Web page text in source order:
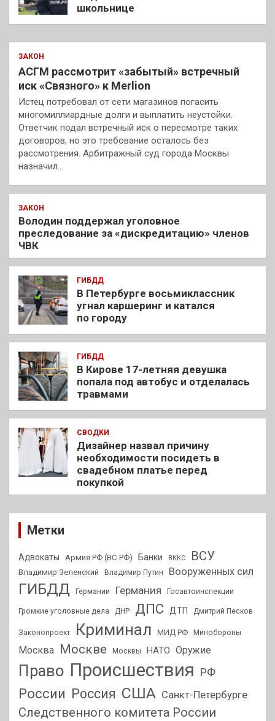
школьнице
ЗАКОН
АСГМ рассмотрит «забытый» встречный
иск «Связного» к Merlion
Истец потребовал от сети магазинов погасить
многомиллиардные долги и выплатить неустойки.
Ответчик подал встречный иск о пересмотре таких
договоров, но это требование осталось без
рассмотрения. Арбитражный суд города Москвы
назначил…
ЗАКОН
Володин поддержал уголовное
преследование за «дискредитацию» членов
ЧВК
ГИБДД
В Петербурге восьмиклассник
угнал каршеринг и катался
по городу
ГИБДД
В Кирове 17-летняя девушка
попала под автобус и отделалась
травмами
СВОДКИ
Дизайнер назвал причину
необходимости посидеть в
свадебном платье перед
покупкой
Метки
Адвокаты Армия РФ (ВС РФ) Банки ВККС ВСУ
Владимир Зеленский Владимир Путин Вооруженных сил
ГИБДД Германии Германия Госавтоинспекции
Громкие уголовные дела ДНР ДПС ДТП Дмитрий Песков
Законопроект Криминал МИД РФ Минобороны
Москва Москве Москвы НАТО Оружие
Право Происшествия РФ
России Россия США Санкт-Петербурге
Следственного комитета России